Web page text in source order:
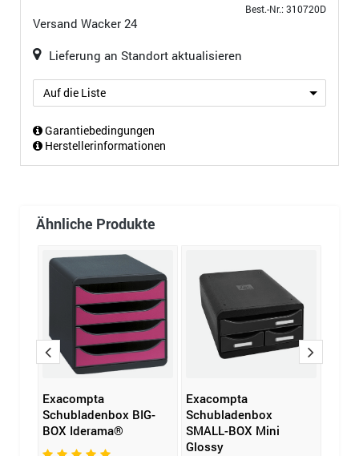
Best.-Nr.: 310720D
Versand Wacker 24
Lieferung an Standort aktualisieren
Auf die Liste
Garantiebedingungen
Herstellerinformationen
Ähnliche Produkte
Exacompta
Schubladenbox BIG-
BOX Iderama®
Exacompta
Schubladenbox
SMALL-BOX Mini
Glossy